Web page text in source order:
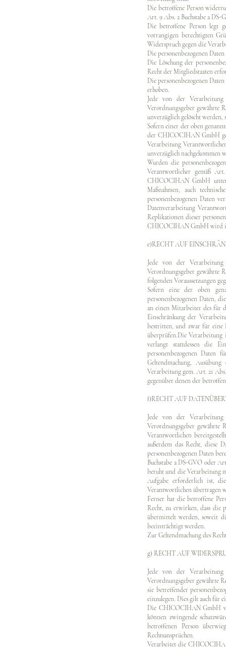
Die betroffene Person
Art. 9 Abs. 2 Buchstabe a
Die betroffene Person legt
vorrangigen berechtigten
Widerspruch gegen die
Die personenbezogenen
Die Löschung der
Recht der Mitgliedstaaten
Die personenbezogenen
erhoben.
Jede von der
Verordnungsgeber gewährte
unverzüglich gelöscht
Sofern einer der oben
der CHICOCIHAN GmbH
Verarbeitung
unverzüglich nachgekommen
Wurden die
Verantwortlicher gemäß
CHICOCIHAN GmbH unter
Maßnahmen, auch
personenbezogenen Daten
Datenverarbeitung
Replikationen dieser
CHICOCIHAN GmbH wird
e)RECHT AUF
Jede von der
Verordnungsgeber gewährte
folgenden Voraussetzungen
Sofern eine der oben
personenbezogenen Daten,
an einen Mitarbeiter des für
Einschränkung der
bestritten, und zwar für eine
überprüfen.Die Verarbeitung
verlangt stattdessen die
personenbezogenen
Geltendmachung,
Verarbeitung gem. Art. 21
gegenüber denen der
f)RECHT AUF
Jede von der
Verordnungsgeber gewährte
Verantwortlichen
außerdem das Recht, diese
personenbezogenen Daten
Buchstabe a DS-GVO oder
beruht und die Verarbeitung
Aufgabe erforderlich ist,
Verantwortlichen übertragen
Ferner hat die betroffene
Recht, zu erwirken, dass die
übermittelt werden, soweit
beeinträchtigt werden.
Zur Geltendmachung des
g) RECHT AUF
Jede von der
Verordnungsgeber gewährte
sie betreffender
einzulegen. Dies gilt auch für
Die CHICOCIHAN GmbH
können zwingende
betroffenen Person
Rechtsansprüchen.
Verarbeitet die